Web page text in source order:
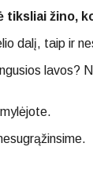
tiksliai žino,
dalį, taip ir